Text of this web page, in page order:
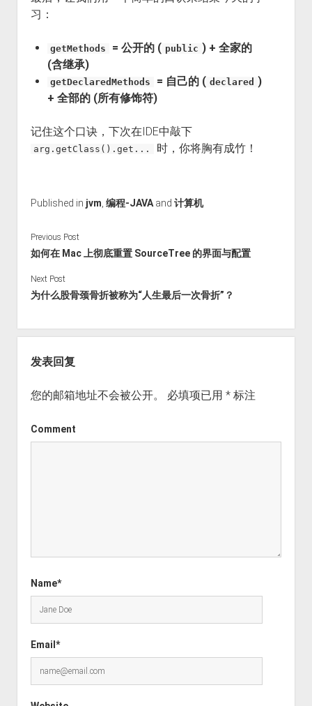
习：
getMethods = 公开的 ( public ) + 全家的
(含继承)
getDeclaredMethods = 自己的 ( declared )
+ 全部的 (所有修饰符)
记住这个口诀，下次在IDE中敲下
arg.getClass().get... 时，你将胸有成竹！
Published in jvm 编程-JAVAand 计算机
Previous Post
如何在 Mac 上彻底重置 SourceTree 的界面与配置
Next Post
为什么股骨颈骨折被称为“人生最后一次骨折”？
发表回复
您的邮箱地址不会被公开。 必填项已用 *标注
Comment
Name*
Email*